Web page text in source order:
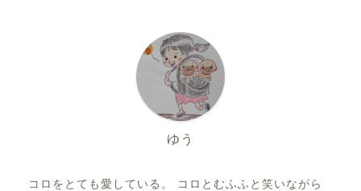
ゆう
コロをとても愛している。 コロとむふふと笑いながら